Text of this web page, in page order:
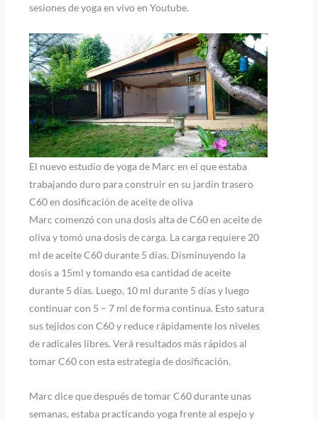
sesiones de yoga en vivo en Youtube.
El nuevo estudio de yoga de Marc en el que estaba
trabajando duro para construir en su jardín trasero
C60 en dosificación de aceite de oliva
Marc comenzó con una dosis alta de C60 en aceite de
oliva y tomó una dosis de carga. La carga requiere 20
ml de aceite C60 durante 5 días. Disminuyendo la
dosis a 15ml y tomando esa cantidad de aceite
durante 5 días. Luego, 10 ml durante 5 días y luego
continuar con 5 – 7 ml de forma continua. Esto satura
sus tejidos con C60 y reduce rápidamente los niveles
de radicales libres. Verá resultados más rápidos al
tomar C60 con esta estrategia de dosificación.
Marc dice que después de tomar C60 durante unas
semanas, estaba practicando yoga frente al espejo y